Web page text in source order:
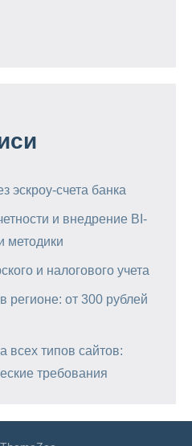
эскроу-счета банка
и внедрение BI-
методики
и налогового учета
регионе: от 300 рублей
всех типов сайтов:
требования